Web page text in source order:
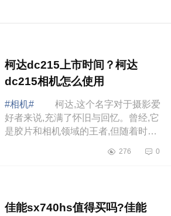
柯达dc215上市时间？柯达
dc215相机怎么使用
#相机#
柯达,这个名字对于摄影爱
好者来说,充满了怀旧与回忆。曾经,它
是胶片和相机领域的王者,但随着时间
渐走下了巅峰。下面小编为大家介
276 0
佳能sx740hs值得买吗?佳能